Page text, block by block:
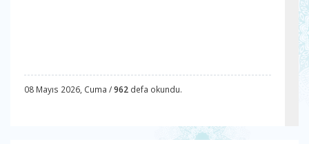
08 Mayıs 2026, Cuma /962 defa okundu.